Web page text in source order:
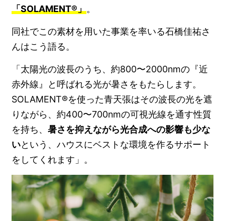
「SOLAMENT®」。
同社でこの素材を用いた事業を率いる石橋佳祐さ
んはこう語る。
「太陽光の波長のうち、約800〜2000nmの『近
赤外線』と呼ばれる光が暑さをもたらします。
SOLAMENT®を使った青天張はその波長の光を遮
りながら、約400〜700nmの可視光線を通す性質
を持ち、暑さを抑えながら光合成への影響も少な
いという、ハウスにベストな環境を作るサポート
をしてくれます」。